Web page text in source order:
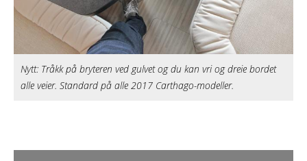
Nytt: Tråkk på bryteren ved gulvet og du kan vri og dreie bordet
alle veier. Standard på alle 2017 Carthago-modeller.